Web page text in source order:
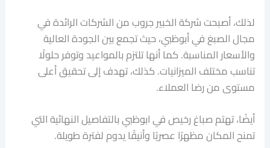
لذلك، أصبحت شركة الخبير جروب من الشركات الرائدة في
مجال الصبغ في أبوظبي، حيث تجمع بين الجودة العالية
والأسعار المناسبة. كما أنها تلتزم بالمواعيد وتوفر حلولًا
تناسب مختلف الميزانيات. كذلك، تهدف إلى تحقيق أعلى
مستوى من رضا العملاء.
أيضًا، تهتم صباغ رخيص في ابوظبي بالتفاصيل النهائية التي
تمنح المكان مظهرًا عصريًا وأنيقًا يدوم لفترة طويلة.